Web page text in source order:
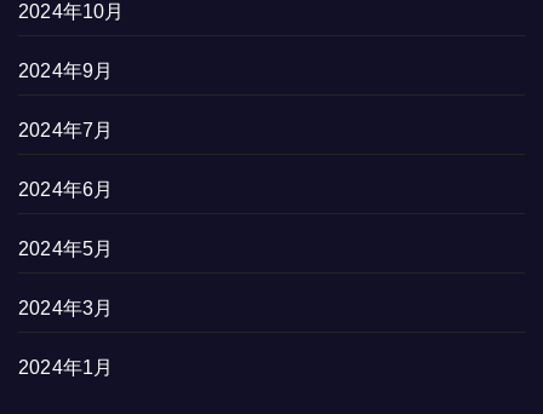
2024年10月
2024年9月
2024年7月
2024年6月
2024年5月
2024年3月
2024年1月